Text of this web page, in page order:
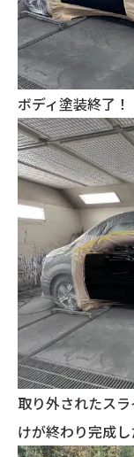
ボディ塗装終了！
取り外されたス
けが終わり完成